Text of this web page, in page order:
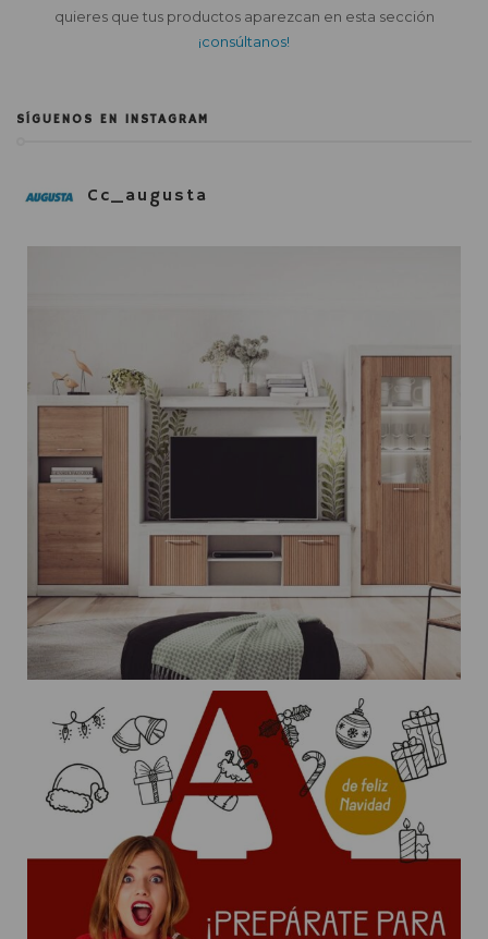
quieres que tus productos aparezcan en esta sección
¡consúltanos!
SÍGUENOS EN INSTAGRAM
Cc_augusta